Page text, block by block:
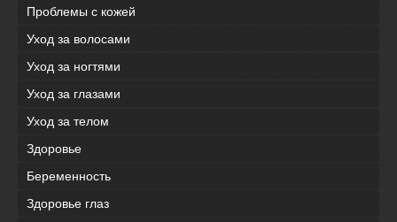
Проблемы с кожей
Уход за волосами
Уход за ногтями
Уход за глазами
Уход за телом
Здоровье
Беременность
Здоровье глаз